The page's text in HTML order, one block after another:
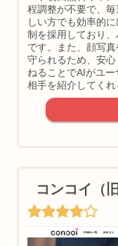
程調整が不要で、
しい方でも効率的
制を採用しており
です。また、顔写
守られるため、安
ねることでAIがユ
相手を紹介してくれ
コンコイ（